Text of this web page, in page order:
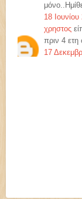
18
χρηστος
πριν 4 ετη
17